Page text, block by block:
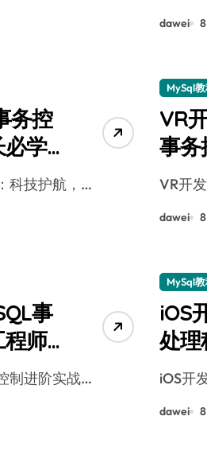
dawei
务控
必学
科技护航，…
MySql
VR
事务
VR开
dawei
事
程师
制进阶实战…
MySql
iOS
处理
全掌
iOS开
dawei